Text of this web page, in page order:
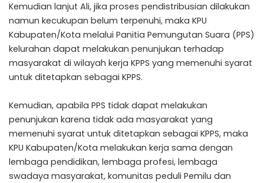
Kemudian lanjut Ali, jika proses pendistribusian dilakukan
namun kecukupan belum terpenuhi, maka KPU
Kabupaten/Kota melalui Panitia Pemungutan Suara (PPS)
kelurahan dapat melakukan penunjukan terhadap
masyarakat di wilayah kerja KPPS yang memenuhi syarat
untuk ditetapkan sebagai KPPS.
Kemudian, apabila PPS tidak dapat melakukan
penunjukan karena tidak ada masyarakat yang
memenuhi syarat untuk ditetapkan sebagai KPPS, maka
KPU Kabupaten/Kota melakukan kerja sama dengan
lembaga pendidikan, lembaga profesi, lembaga
swadaya masyarakat, komunitas peduli Pemilu dan